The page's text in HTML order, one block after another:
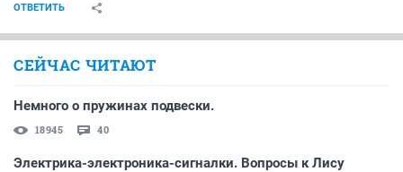
ОТВЕТИТЬ
СЕЙЧАС ЧИТАЮТ
Немного о пружинах подвески.
18945 40
Электрика-электроника-сигналки. Вопросы к Лису